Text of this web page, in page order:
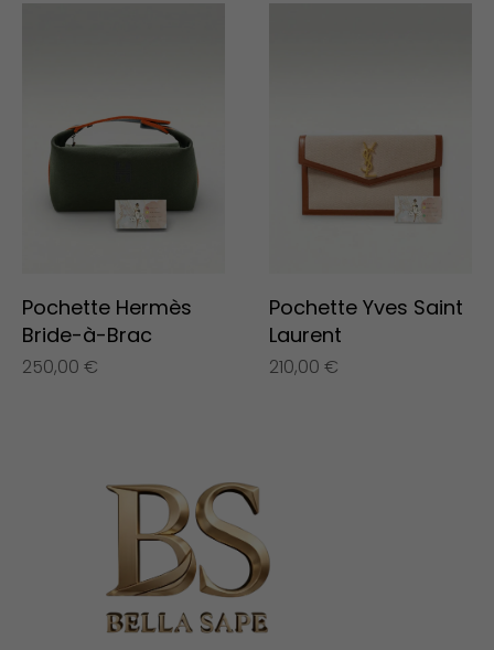
Pochette Hermès
Bride-à-Brac
250,00 €
Pochette Yves Saint
Laurent
210,00 €